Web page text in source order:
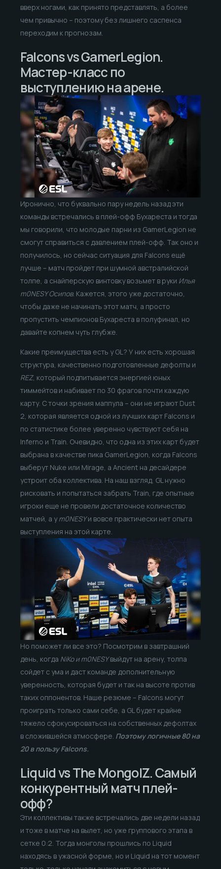
вверх ногами, как принято представлять, а более
чем привычно – поэтому без лишнего саспенса
переходим к прогнозам.
Falcons vs GamerLegion.
Мастер-класс по
выступлению на арене.
Иронично, что буквально пару недель назад эти
команды встречались в плей-офф Бухареста и тогда
мы говорили, что молодые парни из GamerLegion не
смогут справиться с давлением плей-офф. Так оно и
получилось, но сейчас ситуация для Falcons ещё
лучше – матч пройдет при шумной австралийской
толпе, а снайперскую винтовку возьмет в руки Илья
m0NESY Осипов. Кажется, этого уже достаточно,
чтобы даже не начинать этот матч, а просто
пропустить чемпионов Бухареста в полуфинал, но
давайте копнем чуть глубже.
Какие преимущества есть у GL? У них есть хорошая
структура, качественно подготовленные дефолты и
REZ, который подпитывается энергией юных
тиммейтов и набивает по 30 фрагов почти каждую
карту. С точки зрения маппула – они не играют Dust
2, которая является одной из лучших карт Falcons и
по статистике более уверенно чувствуют себя на
Inferno и Train. Очевидно, что одна из этих карт будет
выбрана в качестве пика GamerLegion, когда Falcons
выберут Nuke или Mirage, а Ancient на десайдере
устроит оба коллектива. На наш взгляд, GL нужно
рисковать и попытаться забрать Train, где опытные
игроки еще не провели достаточное количество
матчей, а уm0NESYи вовсе практически нет опыта
выступления на этой карте.
Но поможет ли все это? Посмотрим в завтрашний
день, когда NiKo и m0NESYвыйдут на арену, толпа
сойдет с ума и даст команде дополнительную
уверенность, которая будет и так на высоте против
таких оппонентов. Наше резюме – Falcons могут
проиграть только сами себе, а GL будет крайне
тяжело сфокусироваться на собственных дефолтах
в сложившейся атмосфере. Поэтому логичные 80 на
20 в пользу Falcons.
Liquid vs The MongolZ. Самый
конкурентный матч плей-
офф?
Эти коллективы также встречались две недели назад
и тоже в матче на вылет, но уже группового этапа в
сетке 0:2. Тогда монголы прошлись по Liquid
находясь в ужасной форме, но и Liquid на тот момент